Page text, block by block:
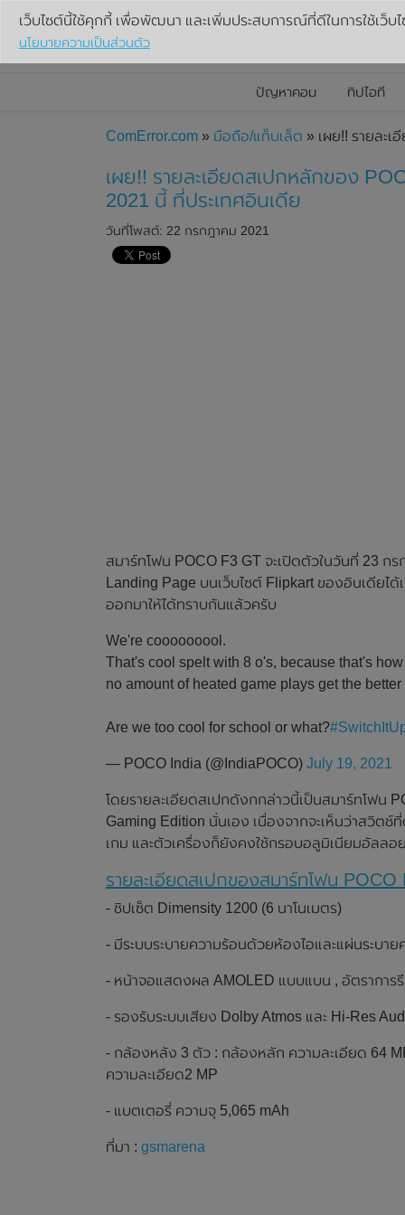
ปัญหาคอม ทิปไอที
ComError.com » มือถือ/แท็บเล็ต » เผย!! รายละ
เผย!! รายละเอียดสเปกหลักของ
2021 นี้ ที่ประเทศอินเดีย
วันที่โพสต์: 22 กรกฎาคม 2021
สมาร์ทโฟน POCO F3 GT จะเปิดตัวในวันที่ 23 ก
Landing Page บนเว็บไซต์ Flipkart ของอินเดียไ
ออกมาให้ได้ทราบกันแล้วครับ
We're cooooooool.
That's cool spelt with 8 o's, because that's
no amount of heated game plays get the
Are we too cool for school or what?
— POCO India (@IndiaPOCO) July 19, 2021
โดยรายละเอียดสเปกดังกกล่าวนี้เป็นสมาร์ทโฟน
Gaming Edition นั่นเอง เนื่องจากจะเห็นว่าสวิต
เกม และตัวเครื่องก็ยังคงใช้กรอบอลูมิเนียมอัลล
รายละเอียดสเปกของสมาร์ทโฟน POCO
- ชิปเซ็ต Dimensity 1200 (6 นาโนเมตร)
- มีระบบระบายความร้อนด้วยห้องไอและแผ่นระบา
- หน้าจอแสดงผล AMOLED แบบแบน , อัตราการรี
- รองรับระบบเสียง Dolby Atmos และ Hi-Res
- กล้องหลัง 3 ตัว : กล้องหลัก ความละเอียด 64
ความละเอียด2 MP
- แบตเตอรี่ ความจุ 5,065 mAh
ที่มา : gsmarena
เว็บไซต์นี้ใช้คุกกี้ เพื่อพัฒนา และเพิ่มประสบการณ์ที่ดีในการใช้เว็บ
นโยบายความเป็นส่วนตัว